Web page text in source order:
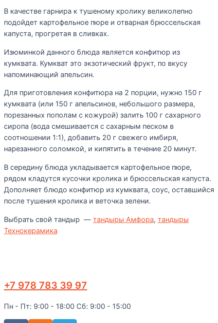
В качестве гарнира к тушеному кролику великолепно
подойдет картофельное пюре и отварная брюссельская
капуста, прогретая в сливках.
Изюминкой данного блюда является конфитюр из
кумквата. Кумкват это экзотический фрукт, по вкусу
напоминающий апельсин.
Для приготовления конфитюра на 2 порции, нужно 150 г
кумквата (или 150 г апельсинов, небольшого размера,
порезанных пополам с кожурой) залить 100 г сахарного
сиропа (вода смешивается с сахарным песком в
соотношении 1:1), добавить 20 г свежего имбиря,
нарезанного соломкой, и кипятить в течение 20 минут.
В середину блюда укладывается картофельное пюре,
рядом кладутся кусочки кролика и брюссельская капуста.
Дополняет блюдо конфитюр из кумквата, соус, оставшийся
после тушения кролика и веточка зелени.
Выбрать свой тандыр — тандыры Амфора, тандыры
Технокерамика
+7 978 783 39 97
Пн - Пт: 9:00 - 18:00 Сб: 9:00 - 15:00